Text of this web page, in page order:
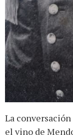
La
el vino de